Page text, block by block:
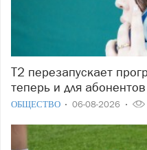
Т2 перезапускает программу «Выгодно вместе» –
теперь и для
ОБЩЕСТВО 06-08-2026